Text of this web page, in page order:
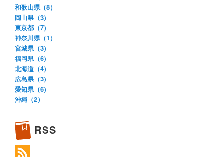
和歌山県（8）
岡山県（3）
東京都（7）
神奈川県（1）
宮城県（3）
福岡県（6）
北海道（4）
広島県（3）
愛知県（6）
沖縄（2）
RSS